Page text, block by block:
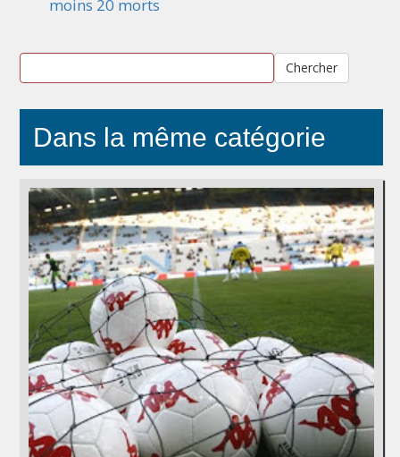
moins 20 morts
Chercher
Dans la même catégorie